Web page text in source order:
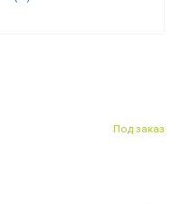
Под заказ